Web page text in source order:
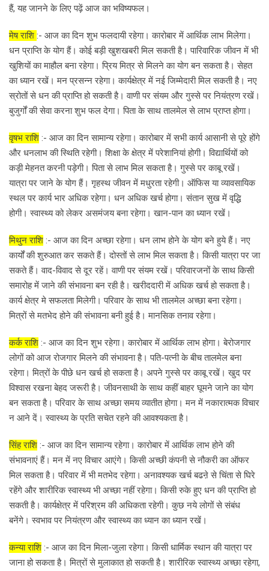
हैं, यह जानने के लिए पढ़ें आज का भविष्यफल।
मेष राशि :- आज का दिन शुभ फलदायी रहेगा। कारोबार में आर्थिक लाभ मिलेगा।
धन प्राप्ति के योग हैं। कोई बड़ी खुशखबरी मिल सकती है। पारिवारिक जीवन में भी
खुशियों का माहौल बना रहेगा। प्रिय मित्र से मिलने का योग बन सकता है। सेहत
का ध्यान रखें। मन प्रसन्न रहेगा। कार्यक्षेत्र में नई जिम्मेदारी मिल सकती है। नए
स्रोतों से धन की प्राप्ति हो सकती है। वाणी पर संयम और गुस्से पर नियंत्रण रखें।
बुजुर्गों की सेवा करना शुभ फल देगा। पिता के साथ तालमेल से लाभ प्राप्त होगा।
वृषभ राशि :- आज का दिन सामान्य रहेगा। कारोबार में सभी कार्य आसानी से पूरे होंगे
और धनलाभ की स्थिति रहेगी। शिक्षा के क्षेत्र में परेशानियां होगी। विद्यार्थियों को
कड़ी मेहनत करनी पड़ेगी। पिता से लाभ मिल सकता है। गुस्से पर काबू रखें।
यात्रा पर जाने के योग हैं। गृहस्थ जीवन में मधुरता रहेगी। ऑफिस या व्यावसायिक
स्थल पर कार्य भार अधिक रहेगा। धन अधिक खर्च होगा। संतान सुख में वृद्धि
होगी। स्वास्थ्य को लेकर असमंजय बना रहेगा। खान-पान का ध्यान रखें।
मिथुन राशि :- आज का दिन अच्छा रहेगा। धन लाभ होने के योग बने हुये हैं। नए
कार्यों की शुरुआत कर सकते हैं। दोस्तों से लाभ मिल सकता है। किसी यात्रा पर जा
सकते हैं। वाद-विवाद से दूर रहें। वाणी पर संयम रखें। परिवारजनों के साथ किसी
समारोह में जाने की संभावना बन रही है। खरीददारी में अधिक खर्च हो सकता है।
कार्य क्षेत्र मे सफलता मिलेगी। परिवार के साथ भी तालमेल अच्छा बना रहेगा।
मित्रों से मतभेद होने की संभावना बनी हुई है। मानसिक तनाव रहेगा।
कर्क राशि :- आज का दिन शुभ रहेगा। कारोबार में आर्थिक लाभ होगा। बेरोजगार
लोगों को आज रोजगार मिलने की संभावना है। पति-पत्नी के बीच तालमेल बना
रहेगा। मित्रों के पीछे धन खर्च हो सकता है। अपने गुस्से पर काबू रखें। खुद पर
विश्वास रखना बेहद जरूरी है। जीवनसाथी के साथ कहीं बाहर घूमने जाने का योग
बन सकता है। परिवार के साथ अच्छा समय व्यातीत होगा। मन में नकारात्मक विचार
न आने दें। स्वास्थ्य के प्रति सचेत रहने की आवश्यकता है।
सिंह राशि :- आज का दिन सामान्य रहेगा। कारोबार में आर्थिक लाभ होने की
संभावनाएं हैं। मन में नए विचार आएंगे। किसी अच्छी कंपनी से नौकरी का ऑफर
मिल सकता है। परिवार में भी मतभेद रहेगा। अनावश्यक खर्च बढऩे से चिंता से घिरे
रहेंगे और शारीरिक स्वास्थ्य भी अच्छा नहीं रहेगा। किसी रुके हुए धन की प्राप्ति हो
सकती है। कार्यक्षेत्र में परिश्रम की अधिकता रहेगी। कुछ नये लोगों से संबंध
बनेंगे। स्वभाव पर नियंत्रण और स्वास्थ्य का ध्यान का ध्यान रखें।
कन्या राशि :- आज का दिन मिला-जुला रहेगा। किसी धार्मिक स्थान की यात्रा पर
जाना हो सकता है। मित्रों से मुलाकात हो सकती है। शारीरिक स्वास्थ्य अच्छा रहेगा,